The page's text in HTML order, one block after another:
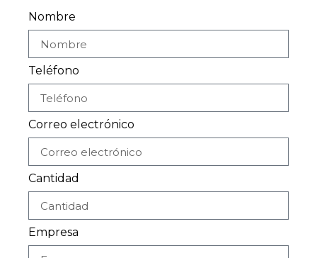
Nombre
Teléfono
Correo electrónico
Cantidad
Empresa